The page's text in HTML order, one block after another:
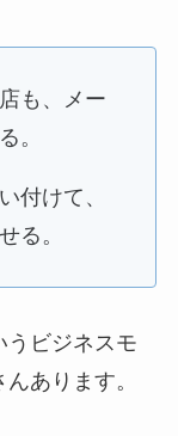
も、メー
。
付けて、
る。
うビジネスモ
あります。